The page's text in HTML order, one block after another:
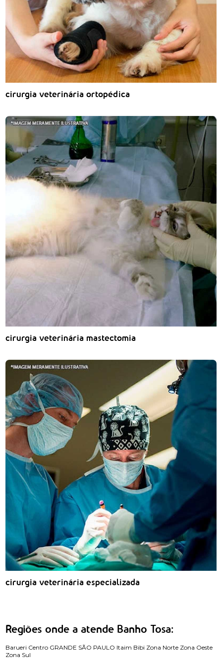
cirurgia veterinária ortopédica
cirurgia veterinária mastectomia
cirurgia veterinária especializada
Regiões onde a atende Banho Tosa:
Barueri Centro GRANDE SÃO PAULO Itaim Bibi Zona Norte Zona Oeste
Zona Sul